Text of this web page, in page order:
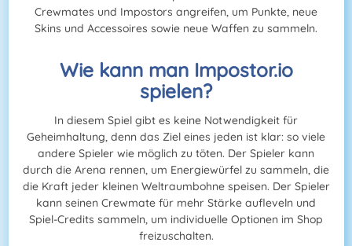
Crewmates und Impostors angreifen, um Punkte, neue
Skins und Accessoires sowie neue Waffen zu sammeln.
Wie kann man Impostor.io
spielen?
In diesem Spiel gibt es keine Notwendigkeit für
Geheimhaltung, denn das Ziel eines jeden ist klar: so viele
andere Spieler wie möglich zu töten. Der Spieler kann
durch die Arena rennen, um Energiewürfel zu sammeln, die
die Kraft jeder kleinen Weltraumbohne speisen. Der Spieler
kann seinen Crewmate für mehr Stärke aufleveln und
Spiel-Credits sammeln, um individuelle Optionen im Shop
freizuschalten.